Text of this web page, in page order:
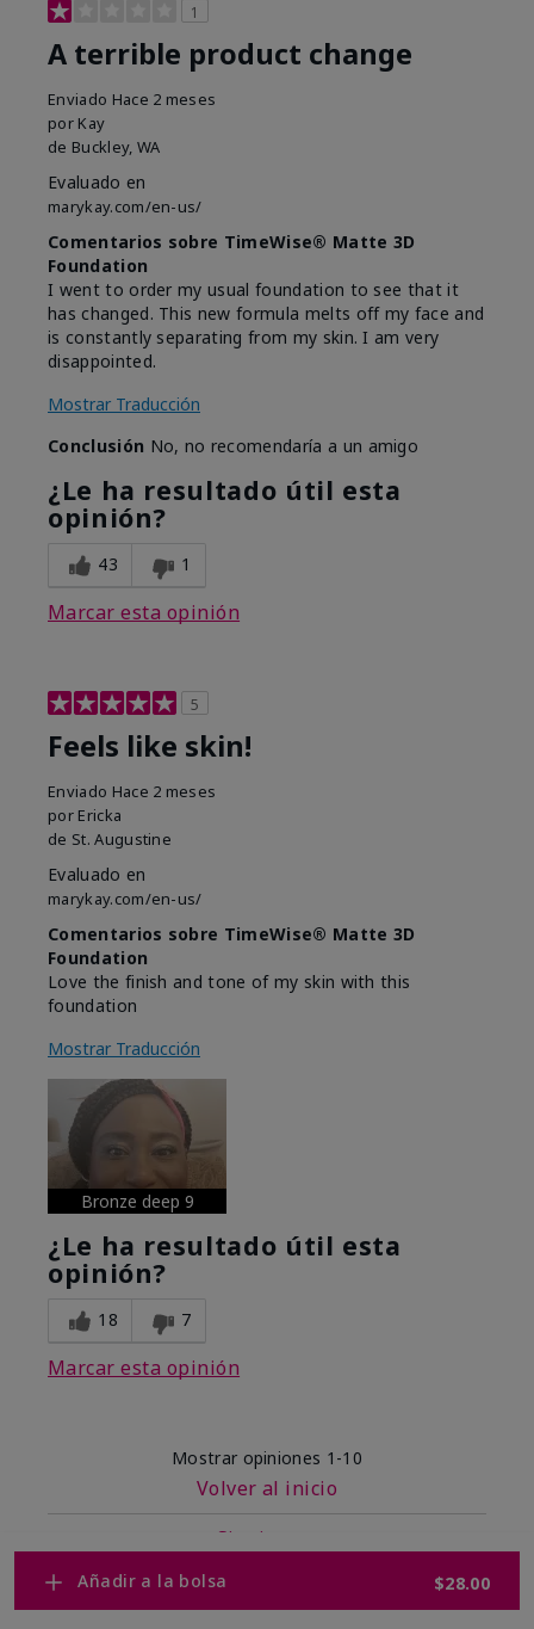
Añadir a la bolsa $28.00
1
A terrible product change
Enviado Hace 2 meses
por Kay
de Buckley, WA
Evaluado en
marykay.com/en-us/
Comentarios sobre TimeWise® Matte 3D
Foundation
I went to order my usual foundation to see that it
has changed. This new formula melts off my face and
is constantly separating from my skin. I am very
disappointed.
Mostrar Traducción
Conclusión No, no recomendaría a un amigo
¿Le ha resultado útil esta
opinión?
43 1
Marcar esta opinión
5
Feels like skin!
Enviado Hace 2 meses
por Ericka
de St. Augustine
Evaluado en
marykay.com/en-us/
Comentarios sobre TimeWise® Matte 3D
Foundation
Love the finish and tone of my skin with this
foundation
Mostrar Traducción
Bronze deep 9
¿Le ha resultado útil esta
opinión?
18 7
Marcar esta opinión
Mostrar opiniones 1-10
Volver al inicio
Siguiente